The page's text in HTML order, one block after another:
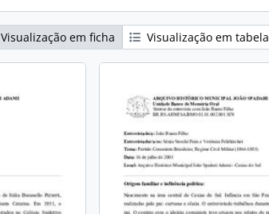
Visualização em ficha Visualização em tabela